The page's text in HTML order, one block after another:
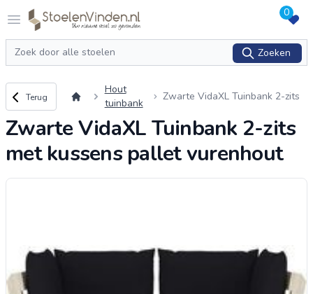
Open menu
Logo stoelenvinden.nl 0
Zoeken
Zoeken
Terug naar overzicht
Terug
Hout
tuinbank
Zwarte VidaXL Tuinbank 2-zits
Zwarte VidaXL Tuinbank 2-zits
met kussens pallet vurenhout